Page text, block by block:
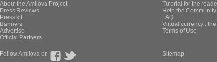
About the Amilova Project
Press Reviews
Press kit
Banners
Advertise
Official Partners
Tutorial for the
Help the
FAQ
Virtual currency :
Terms of Use
Follow Amilova on Sitemap